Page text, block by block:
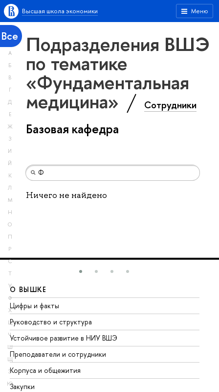
Меню
Высшая школа экономики
Все
А
Б
В
Г
Д
Е
Ж
З
И
Й
К
Л
М
Н
О
П
Р
С
Т
У
Ф
Х
Ц
Ч
Ш
Щ
Э
Ю
Подразделения ВШЭ
по тематике
«Фундаментальная
медицина» Сотрудники
Базовая кафедра
Ничего не найдено
О ВЫШКЕ
Цифры и факты
Руководство и структура
Устойчивое развитие в НИУ ВШЭ
Преподаватели и сотрудники
Корпуса и общежития
Закупки